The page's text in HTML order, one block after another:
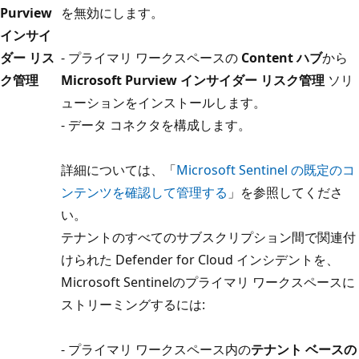
Purview
インサイ
ダー リス
ク管理
を無効にします。
- プライマリ ワークスペースの Content ハブから
Microsoft Purview インサイダー リスク管理 ソリ
ューションをインストールします。
- データ コネクタを構成します。
詳細については、「Microsoft Sentinel の既定のコ
ンテンツを確認して管理する 」を参照してくださ
い。
テナントのすべてのサブスクリプション間で関連付
けられた Defender for Cloud インシデントを、
Microsoft Sentinelのプライマリ ワークスペースに
ストリーミングするには:
- プライマリ ワークスペース内のテナント ベースの